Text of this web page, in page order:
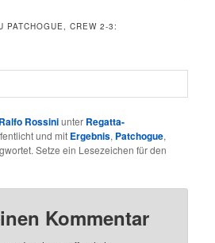
PATCHOGUE, CREW 2-3:
Ralfo Rossiniunter Regatta-
und mit Ergebnis, Patchogue,
Setze ein Lesezeichen für den
Kommentar